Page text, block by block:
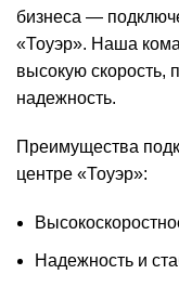
бизнеса —
«Тоуэр». Наша
высокую скорость,
надежность.
Преимущества
центре «Тоуэр»:
Надежность и